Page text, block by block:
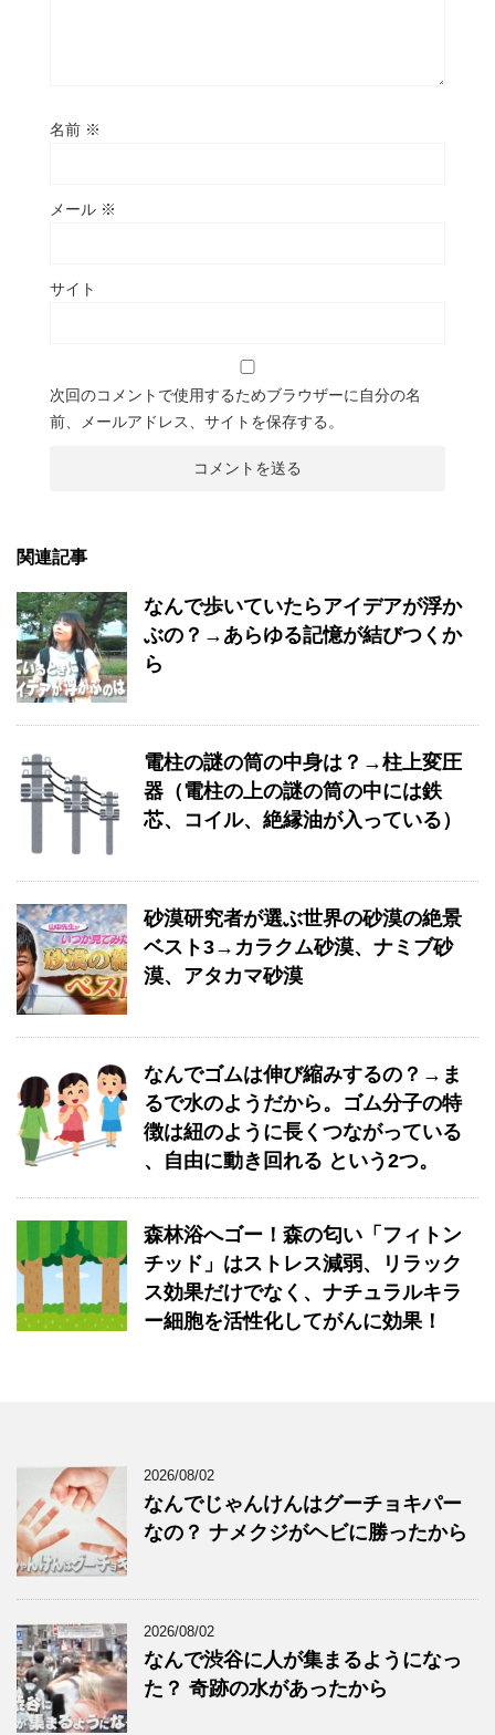
名前 ※
メール ※
サイト
次回のコメントで使用するためブラウザーに自分の名
前、メールアドレス、サイトを保存する。
関連記事
なんで歩いていたらアイデアが浮か
ぶの？→あらゆる記憶が結びつくか
ら
電柱の謎の筒の中身は？→柱上変圧
器（電柱の上の謎の筒の中には鉄
芯、コイル、絶縁油が入っている）
砂漠研究者が選ぶ世界の砂漠の絶景
ベスト3→カラクム砂漠、ナミブ砂
漠、アタカマ砂漠
なんでゴムは伸び縮みするの？→ま
るで水のようだから。ゴム分子の特
徴は紐のように長くつながっている
、自由に動き回れる という2つ。
森林浴へゴー！森の匂い「フィトン
チッド」はストレス減弱、リラック
ス効果だけでなく、ナチュラルキラ
ー細胞を活性化してがんに効果！
2026/08/02
なんでじゃんけんはグーチョキパー
なの？ ナメクジがヘビに勝ったから
2026/08/02
なんで渋谷に人が集まるようになっ
た？ 奇跡の水があったから